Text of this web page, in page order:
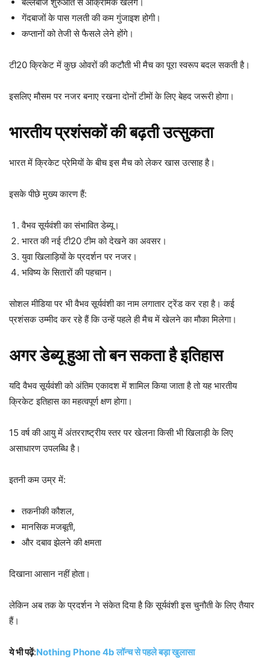
गेंदबाजों के पास गलती की कम गुंजाइश होगी।
कप्तानों को तेजी से फैसले लेने होंगे।
टी20 क्रिकेट में कुछ ओवरों की कटौती भी मैच का पूरा स्वरूप बदल सकती है।
इसलिए मौसम पर नजर बनाए रखना दोनों टीमों के लिए बेहद जरूरी होगा।
भारतीय प्रशंसकों की बढ़ती उत्सुकता
भारत में क्रिकेट प्रेमियों के बीच इस मैच को लेकर खास उत्साह है।
इसके पीछे मुख्य कारण हैं:
वैभव सूर्यवंशी का संभावित डेब्यू।
भारत की नई टी20 टीम को देखने का अवसर।
युवा खिलाड़ियों के प्रदर्शन पर नजर।
भविष्य के सितारों की पहचान।
सोशल मीडिया पर भी वैभव सूर्यवंशी का नाम लगातार ट्रेंड कर रहा है। कई
प्रशंसक उम्मीद कर रहे हैं कि उन्हें पहले ही मैच में खेलने का मौका मिलेगा।
अगर डेब्यू हुआ तो बन सकता है इतिहास
यदि वैभव सूर्यवंशी को अंतिम एकादश में शामिल किया जाता है तो यह भारतीय
क्रिकेट इतिहास का महत्वपूर्ण क्षण होगा।
15 वर्ष की आयु में अंतरराष्ट्रीय स्तर पर खेलना किसी भी खिलाड़ी के लिए
असाधारण उपलब्धि है।
इतनी कम उम्र में:
तकनीकी कौशल,
मानसिक मजबूती,
और दबाव झेलने की क्षमता
दिखाना आसान नहीं होता।
लेकिन अब तक के प्रदर्शन ने संकेत दिया है कि सूर्यवंशी इस चुनौती के लिए तैयार
हैं।
ये भी पढ़ें:Nothing Phone 4b लॉन्च से पहले बड़ा खुलासा